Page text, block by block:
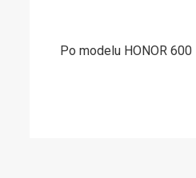
Po modelu HONOR